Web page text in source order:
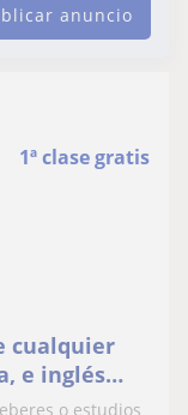
anuncio
1ª clase gratis
cualquier
e inglés
o estudios